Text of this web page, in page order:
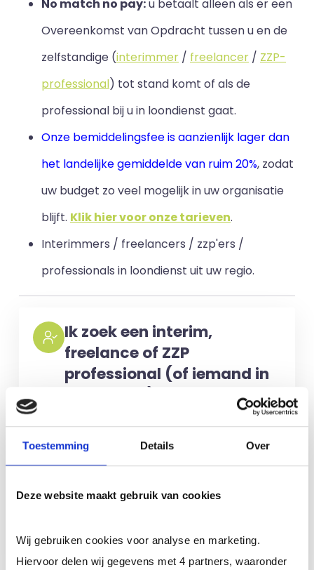
Toestemming Details Over
Deze website maakt gebruik van cookies
Wij gebruiken cookies voor analyse en marketing.
Hiervoor delen wij gegevens met 4 partners, waaronder
No match no pay:u betaalt alleen als er een
Overeenkomst van Opdracht tussen u en de
zelfstandige (interimmer / freelancer / ZZP-
professional) tot stand komt of als de
professional bij u in loondienst gaat.
Onze bemiddelingsfee is aanzienlijk lager dan
het landelijke gemiddelde van ruim 20%, zodat
uw budget zo veel mogelijk in uw organisatie
blijft. Klik hier voor onze tarieven.
Interimmers / freelancers / zzp'ers /
professionals in loondienst uit uw regio.
Ik zoek een interim,
freelance of ZZP
professional (of iemand in
loondienst)
kandidaten berekenen wij geen kosten.
No match? No pay!Kosten worden
alleen gemaakt als een professional
Meer informatie